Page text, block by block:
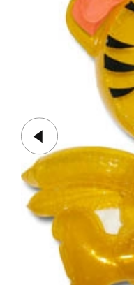
Produits
Les plus
Liquidations
FAQ
Nous joindre
Me connecter